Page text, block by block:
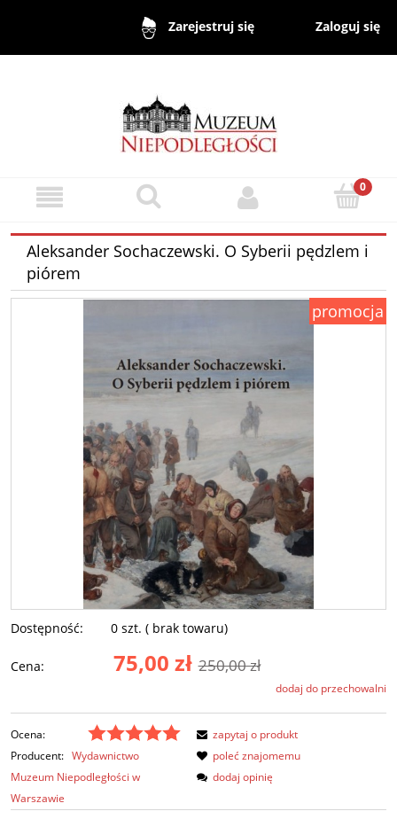
Zarejestruj się Zaloguj się
Aleksander Sochaczewski. O Syberii pędzlem i
piórem
promocja
Dostępność: 0 szt. ( brak towaru)
Cena: 75,00 zł 250,00 zł
dodaj do przechowalni
Ocena:
Producent: Wydawnictwo
Muzeum Niepodległości w
Warszawie
zapytaj o produkt
poleć znajomemu
dodaj opinię